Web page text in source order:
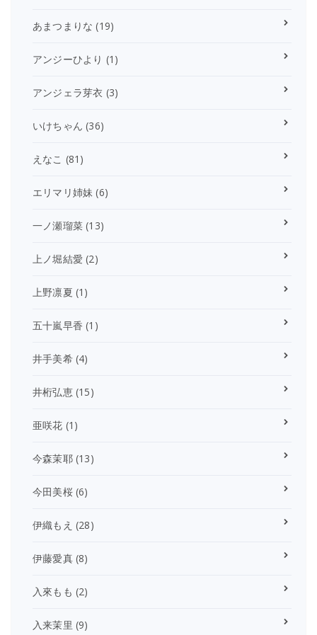
あまつまりな (19)
アンジーひより (1)
アンジェラ芽衣 (3)
いけちゃん (36)
えなこ (81)
エリマリ姉妹 (6)
一ノ瀬瑠菜 (13)
上ノ堀結愛 (2)
上野凛夏 (1)
五十嵐早香 (1)
井手美希(4)
井桁弘恵(15)
亜咲花 (1)
今森茉耶(13)
今田美桜(6)
伊織もえ (28)
伊藤愛真(8)
入來もも (2)
入来茉里 (9)